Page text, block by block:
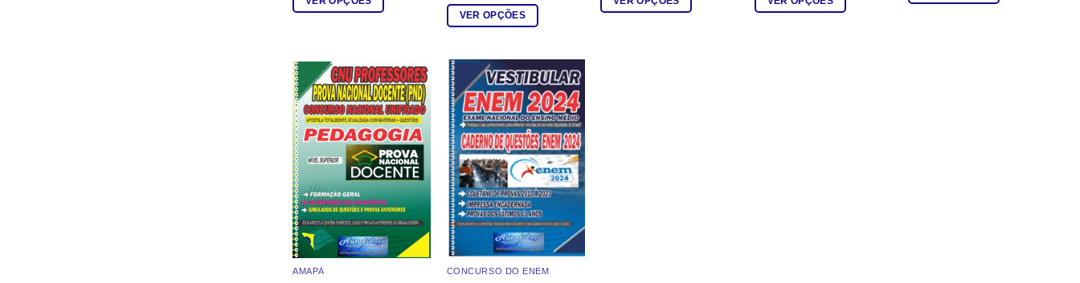
tem
várias
variantes.
As
opções
podem
ser
escolhidas
na
página
do
produto
VER OPÇÕES
tem
várias
variantes.
As
opções
podem
ser
escolhidas
na
página
do
produto
Add to
wishlist
AMAPÁ
Add to
wishlist
CONCURSO DO ENEM